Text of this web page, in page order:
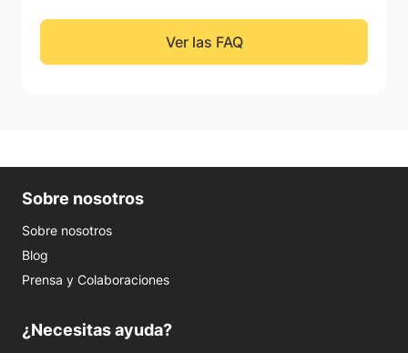
Ver las FAQ
Sobre nosotros
Sobre nosotros
Blog
Prensa y Colaboraciones
¿Necesitas ayuda?